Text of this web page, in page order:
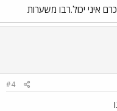
איני יכול.רבו משערות
#4